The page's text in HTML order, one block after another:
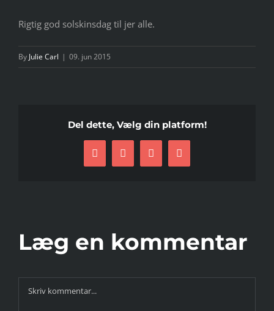
Rigtig god solskinsdag til jer alle.
By Julie Carl | 09. jun 2015
Del dette, Vælg din platform!
FacebookTwitterLinkedIn
E-
mail
Læg en kommentar
Comment